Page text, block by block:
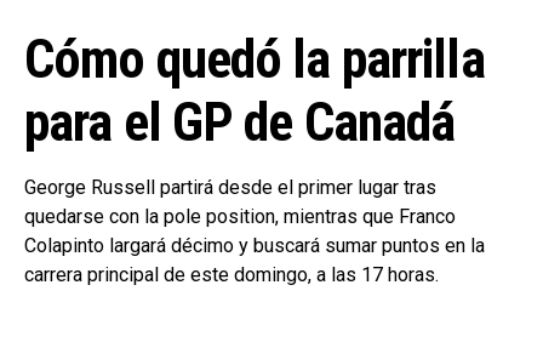
Cómo quedó la parrilla
para el GP de Canadá
George Russell partirá desde el primer lugar tras
quedarse con la pole position, mientras que Franco
Colapinto largará décimo y buscará sumar puntos en la
carrera principal de este domingo, a las 17 horas.